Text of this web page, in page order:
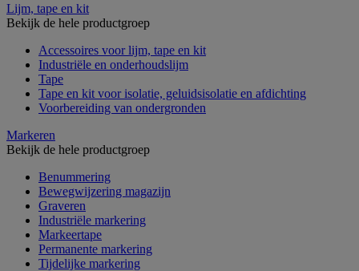
Lijm, tape en kit
Bekijk de hele productgroep
Accessoires voor lijm, tape en kit
Industriële en onderhoudslijm
Tape
Tape en kit voor isolatie, geluidsisolatie en afdichting
Voorbereiding van ondergronden
Markeren
Bekijk de hele productgroep
Benummering
Bewegwijzering magazijn
Graveren
Industriële markering
Markeertape
Permanente markering
Tijdelijke markering